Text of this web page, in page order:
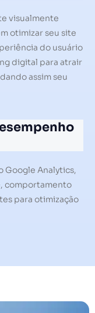
visualmente
otimizar seu site
do usuário
digital para atrair
assim seu
Google Analytics,
comportamento
para otimização